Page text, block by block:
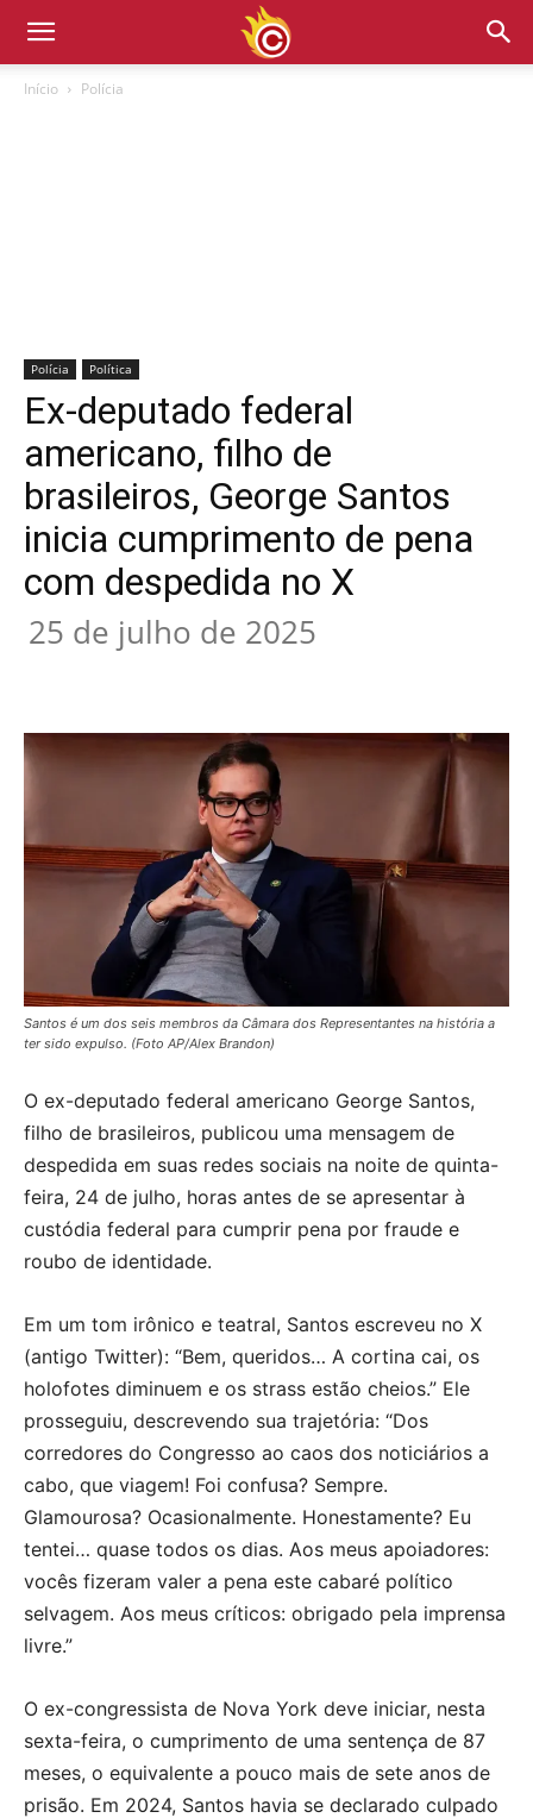
Início Polícia
Polícia Política
Ex-deputado federal
americano, filho de
brasileiros, George Santos
inicia cumprimento de pena
com despedida no X
25 de julho de 2025
Santos é um dos seis membros da Câmara dos Representantes na história a
ter sido expulso. (Foto AP/Alex Brandon)
O ex-deputado federal americano George Santos,
filho de brasileiros, publicou uma mensagem de
despedida em suas redes sociais na noite de quinta-
feira, 24 de julho, horas antes de se apresentar à
custódia federal para cumprir pena por fraude e
roubo de identidade.
Em um tom irônico e teatral, Santos escreveu no X
(antigo Twitter): “Bem, queridos… A cortina cai, os
holofotes diminuem e os strass estão cheios.” Ele
prosseguiu, descrevendo sua trajetória: “Dos
corredores do Congresso ao caos dos noticiários a
cabo, que viagem! Foi confusa? Sempre.
Glamourosa? Ocasionalmente. Honestamente? Eu
tentei… quase todos os dias. Aos meus apoiadores:
vocês fizeram valer a pena este cabaré político
selvagem. Aos meus críticos: obrigado pela imprensa
livre.”
O ex-congressista de Nova York deve iniciar, nesta
sexta-feira, o cumprimento de uma sentença de 87
meses, o equivalente a pouco mais de sete anos de
prisão. Em 2024, Santos havia se declarado culpado